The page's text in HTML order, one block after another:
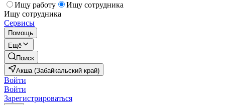
Ищу работу
Ищу сотрудника
Ищу сотрудника
Сервисы
Помощь
Ещё
Поиск
Акша (Забайкальский край)
Войти
Войти
Зарегистрироваться